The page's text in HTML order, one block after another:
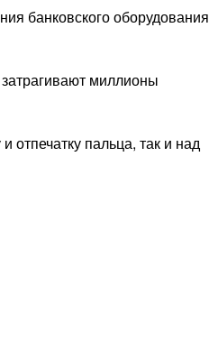
банковского оборудования
миллионы
пальца, так и над